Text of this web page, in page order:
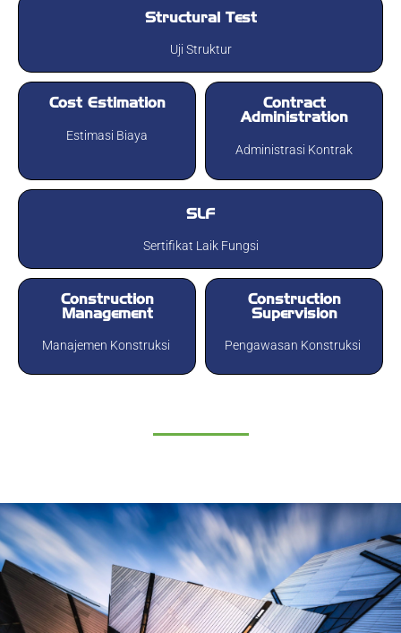
Structural Test​
Uji Struktur
Cost Estimation​
Estimasi Biaya
Contract
Administration​
Administrasi Kontrak
SLF​
Sertifikat Laik Fungsi
Construction
Management
Manajemen Konstruksi
Construction
Supervision
Pengawasan Konstruksi